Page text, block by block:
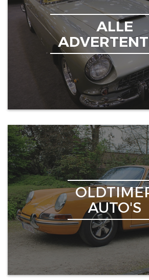
ALLE
AUTO'S